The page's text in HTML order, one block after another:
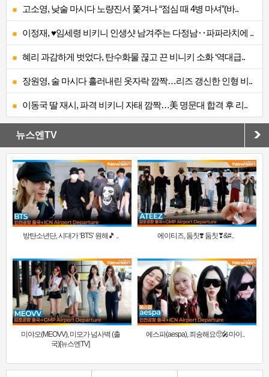
고소영, 낮술 마시다 노량진서 쫓겨나 “점심 때 4병 마셔”(바..
이정재, ♥임세령 비키니 인생샷 남겨주는 다정남‥파파라치에 ..
혜리 과감하게 벗었다, 탄수화물 끊고 끈 비니키 소화 ‘역대급..
장원영, 술 마시다 흘러내린 옷자락 깜짝…리즈 갱신한 인형 비..
이동국 딸 재시, 파격 비키니 자태 깜짝…美 명문대 합격 후 리..
뉴스엔TV
방탄소년단, 시대가 ‘BTS’ 원해🎵 .. 에이티즈, 둠칫❣️ 둠칫❣&#..
미야오(MEOVV), 미모가 넘사벽 (출
국)[뉴스엔TV]
에스파(aespa), 죄송해요🥺🎤마이..